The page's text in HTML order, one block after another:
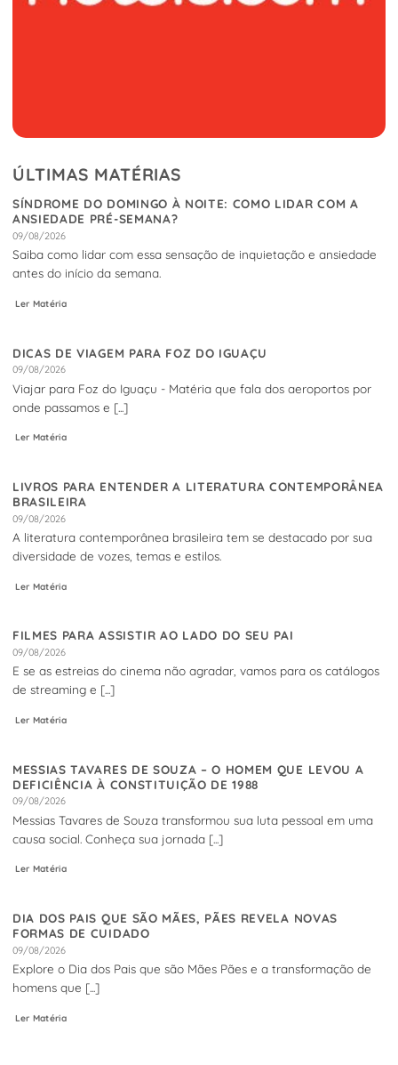
ÚLTIMAS MATÉRIAS
SÍNDROME DO DOMINGO À NOITE: COMO LIDAR COM A
ANSIEDADE PRÉ-SEMANA?
09/08/2026
Saiba como lidar com essa sensação de inquietação e ansiedade
antes do início da semana.
Ler Matéria
DICAS DE VIAGEM PARA FOZ DO IGUAÇU
09/08/2026
Viajar para Foz do Iguaçu - Matéria que fala dos aeroportos por
onde passamos e [...]
Ler Matéria
LIVROS PARA ENTENDER A LITERATURA CONTEMPORÂNEA
BRASILEIRA
09/08/2026
A literatura contemporânea brasileira tem se destacado por sua
diversidade de vozes, temas e estilos.
Ler Matéria
FILMES PARA ASSISTIR AO LADO DO SEU PAI
09/08/2026
E se as estreias do cinema não agradar, vamos para os catálogos
de streaming e [...]
Ler Matéria
MESSIAS TAVARES DE SOUZA – O HOMEM QUE LEVOU A
DEFICIÊNCIA À CONSTITUIÇÃO DE 1988
09/08/2026
Messias Tavares de Souza transformou sua luta pessoal em uma
causa social. Conheça sua jornada [...]
Ler Matéria
DIA DOS PAIS QUE SÃO MÃES, PÃES REVELA NOVAS
FORMAS DE CUIDADO
09/08/2026
Explore o Dia dos Pais que são Mães Pães e a transformação de
homens que [...]
Ler Matéria